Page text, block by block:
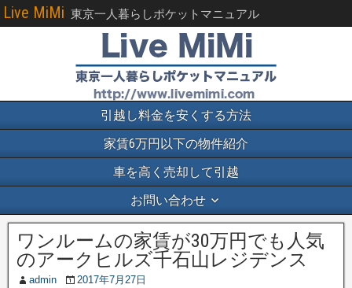
Live MiMi 東京一人暮らしポケットマニュアル
引越し料金を安くする方法
家賃6万円以下の物件紹介
車を高く売却して引越
お問い合わせ
ワンルームの家賃が30万円でも人気
のアークヒルズ千石山レジデンス
admin
2017年7月27日